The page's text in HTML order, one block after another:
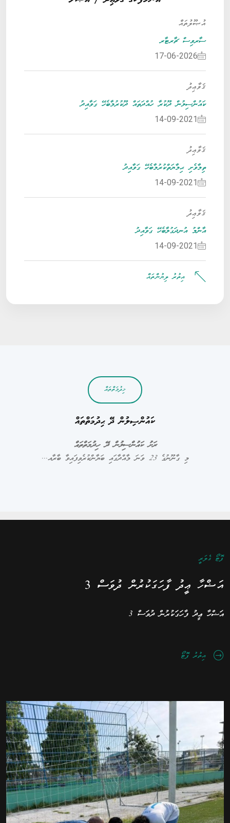
އުޞޫލުތައް
ސާރވިސް ޗާރޓާރ
17-06-2026
ޤަވާޢިދު
ކައުންސިލުން ދޫކުރާ ހުއްދަތައް ދޫކުރުމާބެހޭ ގަވާއިދު
14-09-2021
ޤަވާޢިދު
ތިމާވެށި ޙިމާޔަތްކުރުމާބެހޭ ގަވާއިދު
14-09-2021
ޤަވާޢިދު
އާންމު އުނދަގުލާބެހޭ ގަވާއިދު
14-09-2021
އިތުރު ލިޔުންތައް
ޚިދުމަތްތައް
ކައުންސިލުން ދޭ ޙިދުމަތްތައް
ރަށު ކައުންސިލުން ދޭ ހިދުމަތްތައް
މި ގާނޫނުގެ 23 ވަނަ މާއްދާގައި ބަޔާންކުރެވިފައިވާ ބާރާއ...
ފޮޓޯ ގެލަރީ
އަޟްހާ ޢީދު ފާހަގަކުރުން ދުވަސް 3
އަޟްހާ ޢީދު ފާހަގަކުރުން ދުވަސް 3
އިތުރު ފޮޓޯ